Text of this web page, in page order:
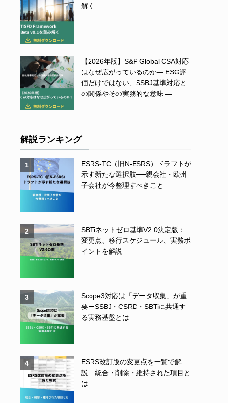
解く
【2026年版】S&P Global CSA対応
はなぜ広がっているのか― ESG評
価だけではない、SSBJ基準対応と
の関係やその実務的な意味 ―
解説ランキング
1
ESRS-TC（旧N-ESRS）ドラフトが
示す新たな選択肢──親会社・欧州
子会社が今整理すべきこと
2
SBTiネットゼロ基準V2.0決定版：
変更点、移行スケジュール、実務ポ
イントを解説
3
Scope3対応は「データ収集」が重
要ーSSBJ・CSRD・SBTiに共通す
る実務基盤とは
4
ESRS改訂版の変更点を一覧で解
説 統合・削除・維持された項目と
は